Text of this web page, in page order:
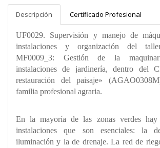
Descripción Certificado Profesional
UF0029. Supervisión y manejo de
instalaciones y organización del
MF0009_3: Gestión de la
instalaciones de jardinería, dentro del
restauración del paisaje»
familia profesional agraria.
En la mayoría de las zonas verdes
instalaciones que son esenciales: la
iluminación y la de drenaje.La red de